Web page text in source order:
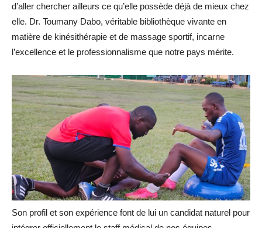
d’aller chercher ailleurs ce qu’elle possède déjà de mieux chez
elle. Dr. Toumany Dabo, véritable bibliothèque vivante en
matière de kinésithérapie et de massage sportif, incarne
l’excellence et le professionnalisme que notre pays mérite.
Son profil et son expérience font de lui un candidat naturel pour